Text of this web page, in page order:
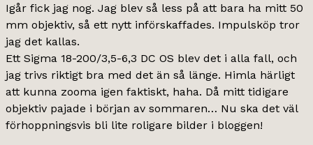
Igår fick jag nog. Jag blev så less på att bara ha mitt 50
mm objektiv, så ett nytt införskaffades. Impulsköp tror
jag det kallas.
Ett Sigma 18-200/3,5-6,3 DC OS blev det i alla fall, och
jag trivs riktigt bra med det än så länge. Himla härligt
att kunna zooma igen faktiskt, haha. Då mitt tidigare
objektiv pajade i början av sommaren… Nu ska det väl
förhoppningsvis bli lite roligare bilder i bloggen!